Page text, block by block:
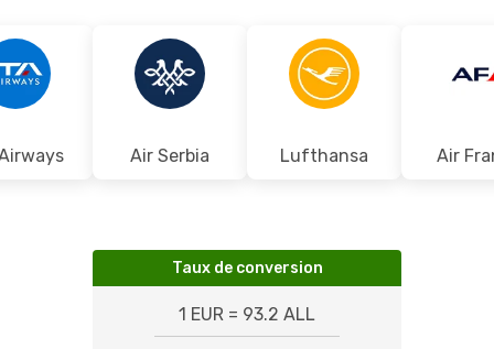
Air Serbia Lufthansa Air
Taux de conversion
1 EUR = 93.2 ALL